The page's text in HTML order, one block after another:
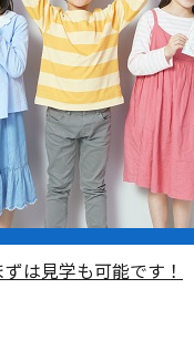
は見学も可能です！